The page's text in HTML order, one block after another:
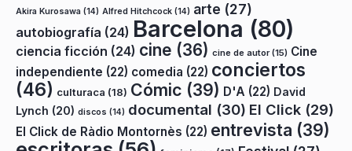
Akira Kurosawa (14) Alfred Hitchcock (14) arte (27)
autobiografía (24) Barcelona (80)
ciencia ficción (24) cine (36) cine de autor(15) Cine
independiente (22) comedia (22) conciertos
(46) culturaca (18) Cómic (39) D'A (22) David
Lynch (20) discos (14) documental (30) El Click (29)
El Click de Ràdio Montornès (22) entrevista (39)